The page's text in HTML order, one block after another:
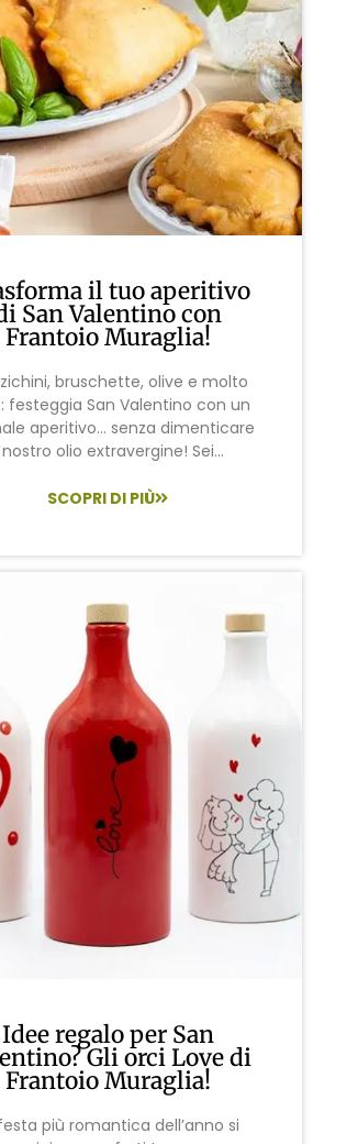
il tuo aperitivo
San Valentino con
Frantoio Muraglia!
bruschette, olive e molto
festeggia San Valentino con un
aperitivo… senza dimenticare
olio extravergine! Sei...
SCOPRI DI PIÙ
Idee regalo per San
Gli orci Love di
Frantoio Muraglia!
più romantica dell’anno si